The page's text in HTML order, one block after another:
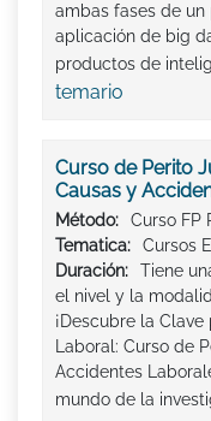
ambas fases de
aplicación de big
productos de
temario
Curso de Perito
Causas y
Método:
Curso FP
Tematica:
Cursos
Duración:
Tiene
el nivel y la
¡Descubre la
Laboral: Curso de
Accidentes
mundo de la